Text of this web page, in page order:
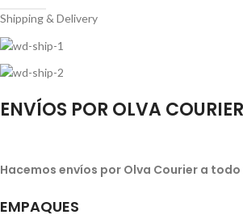
Shipping & Delivery
ENVÍOS POR OLVA COURIER
Hacemos envíos por Olva Courier a todo
EMPAQUES